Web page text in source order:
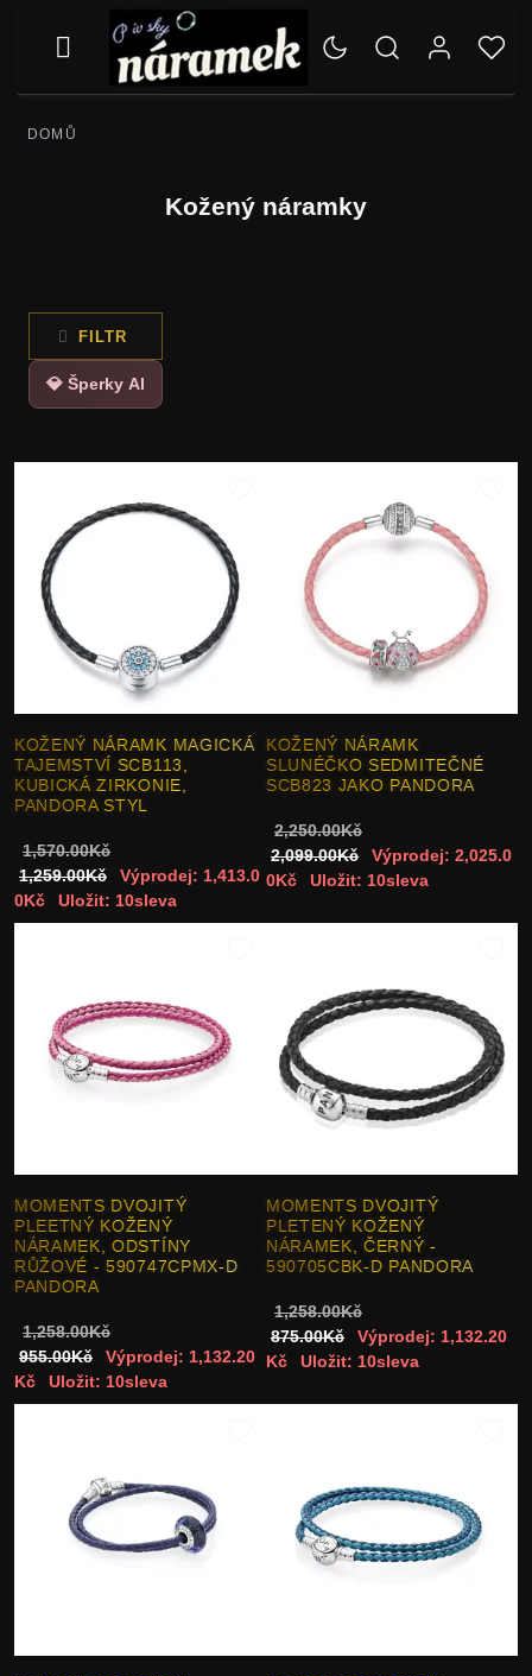
DOMŮ
Kožený náramky
FILTR
💎 Šperky AI
KOŽENÝ NÁRAMK MAGICKÁ
TAJEMSTVÍ SCB113,
KUBICKÁ ZIRKONIE,
PANDORA STYL
1,570.00Kč
1,259.00Kč
Výprodej: 1,413.0
0Kč
Uložit: 10sleva
KOŽENÝ NÁRAMK
SLUNÉČKO SEDMITEČNÉ
SCB823 JAKO PANDORA
2,250.00Kč
2,099.00Kč
Výprodej: 2,025.0
0Kč
Uložit: 10sleva
MOMENTS DVOJITÝ
PLEETNÝ KOŽENÝ
NÁRAMEK, ODSTÍNY
RŮŽOVÉ - 590747CPMX-D
PANDORA
1,258.00Kč
955.00Kč
Výprodej: 1,132.20
Kč
Uložit: 10sleva
MOMENTS DVOJITÝ
PLETENÝ KOŽENÝ
NÁRAMEK, ČERNÝ -
590705CBK-D PANDORA
1,258.00Kč
875.00Kč
Výprodej: 1,132.20
Kč
Uložit: 10sleva